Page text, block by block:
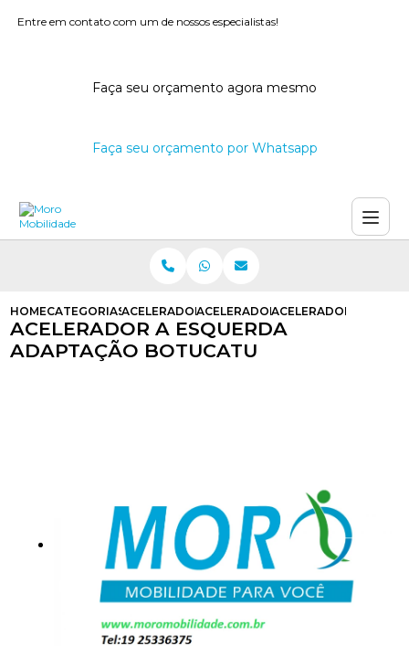
Entre em contato com um de nossos especialistas!
Faça seu orçamento agora mesmo
Faça seu orçamento por Whatsapp
HOMECATEGORIASACELERADORES A ESQUERDA
ACELERADOR A ESQUERDA PARA
ACELERADOR A
ACELERADOR A ESQUERDA
ADAPTAÇÃO BOTUCATU